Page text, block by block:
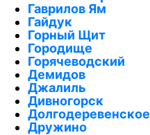
Гаврилов Ям
Гайдук
Горный Щит
Городище
Горячеводский
Демидов
Джалиль
Дивногорск
Долгодеревенское
Дружино